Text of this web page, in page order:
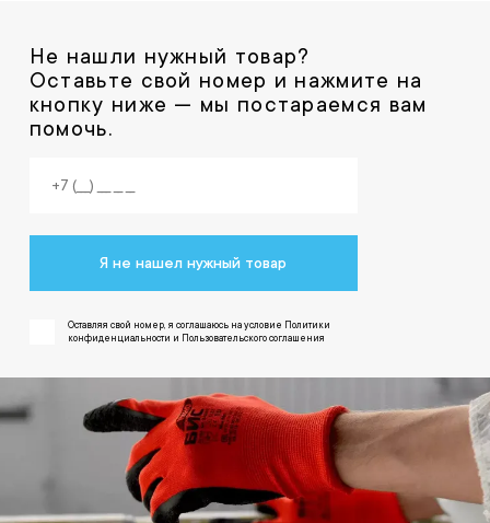
Не нашли нужный товар?
Оставьте свой номер и нажмите на
кнопку ниже — мы постараемся вам
помочь.
Я не нашел нужный товар
Оставляя свой номер, я соглашаюсь на условие Политики
конфиденциальности и Пользовательского соглашения